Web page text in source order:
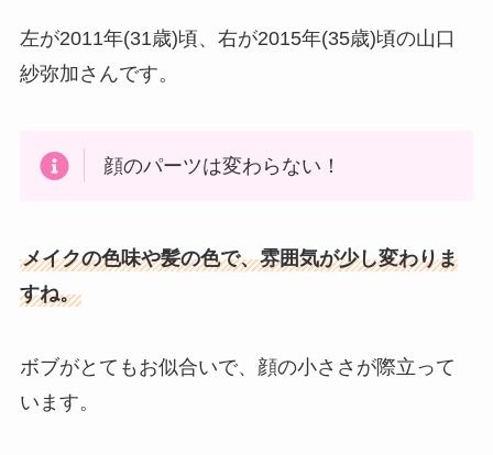
左が2011年(31歳)頃、右が2015年(35歳)頃の山口
紗弥加さんです。
顔のパーツは変わらない！
メイクの色味や髪の色で、雰囲気が少し変わりま
すね。
ボブがとてもお似合いで、顔の小ささが際立って
います。